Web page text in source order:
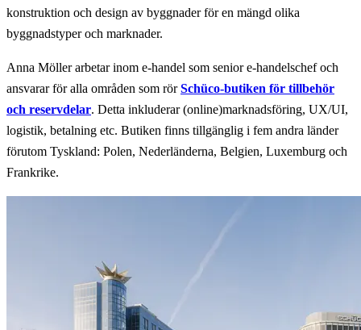
konstruktion och design av byggnader för en mängd olika
byggnadstyper och marknader.
Anna Möller arbetar inom e-handel som senior e-handelschef och
ansvarar för alla områden som rörSchüco-butiken för tillbehör
och reservdelar. Detta inkluderar (online)marknadsföring, UX/UI,
logistik, betalning etc. Butiken finns tillgänglig i fem andra länder
förutom Tyskland: Polen, Nederländerna, Belgien, Luxemburg och
Frankrike.